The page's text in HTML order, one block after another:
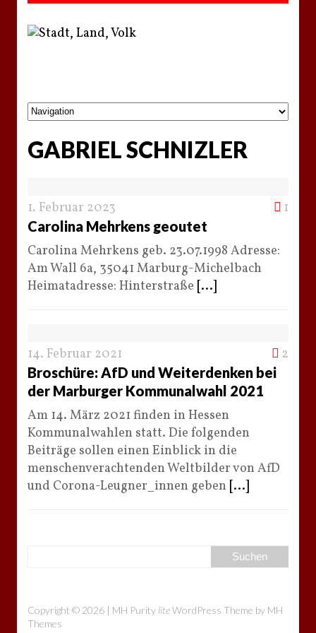
GABRIEL SCHNIZLER
1. Februar 2023 1
Carolina Mehrkens geoutet
Carolina Mehrkens geb. 23.07.1998 Adresse:
Am Wall 6a, 35041 Marburg-Michelbach
Heimatadresse: Hinterstraße [...]
14. Februar 2021 2
Broschüre: AfD und Weiterdenken bei
der Marburger Kommunalwahl 2021
Am 14. März 2021 finden in Hessen
Kommunalwahlen statt. Die folgenden
Beiträge sollen einen Einblick in die
menschenverachtenden Weltbilder von AfD
und Corona-Leugner_innen geben [...]
Copyright © 2026 | MH Purity liteWordPress Theme by MH
Themes